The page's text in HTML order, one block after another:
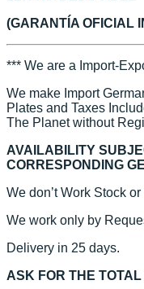
(GARANTÍA OFICIAL
*** We are a Import-
We make Import
Plates and Taxes
The Planet without
AVAILABILITY
CORRESPONDING
We don’t Work Stock
We work only by
Delivery in 25 days.
ASK FOR THE